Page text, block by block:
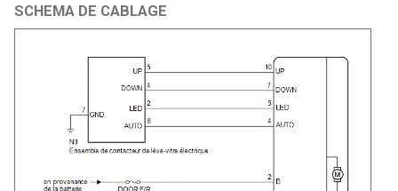
SCHEMA DE CABLAGE